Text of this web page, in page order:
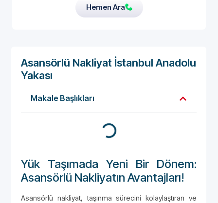
Hemen Ara
Asansörlü Nakliyat İstanbul Anadolu
Yakası
Makale Başlıkları
Yük Taşımada Yeni Bir Dönem:
Asansörlü Nakliyatın Avantajları!
Asansörlü nakliyat, taşınma sürecini kolaylaştıran ve